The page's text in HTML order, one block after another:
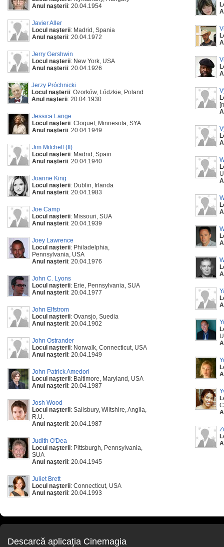
Anul naşterii: 20.04.1954
Javier Aller
Locul naşterii: Madrid, Spania
Anul naşterii: 20.04.1972
Jerry Gershwin
Locul naşterii: New York, USA
Anul naşterii: 20.04.1926
Jerzy Próchnicki
Locul naşterii: Ozorków, Lódzkie, Poland
Anul naşterii: 20.04.1930
Jessica Lange
Locul naşterii: Cloquet, Minnesota, SYA
Anul naşterii: 20.04.1949
Jim Mitchell (II)
Locul naşterii: Madrid, Spain
Anul naşterii: 20.04.1940
Joanne King
Locul naşterii: Dublin, Irlanda
Anul naşterii: 20.04.1983
Joe Camp
Locul naşterii: Missouri, SUA
Anul naşterii: 20.04.1939
Joey Lawrence
Locul naşterii: Philadelphia,
Pennsylvania, USA
Anul naşterii: 20.04.1976
John C. Lyons
Locul naşterii: Erie, Pennsylvania, SUA
Anul naşterii: 20.04.1977
John Elfstrom
Locul naşterii: Ovansjo, Suedia
Anul naşterii: 20.04.1902
John Ostrander
Locul naşterii: Norwalk, Connecticut, USA
Anul naşterii: 20.04.1949
John Patrick Amedori
Locul naşterii: Baltimore, Maryland, USA
Anul naşterii: 20.04.1987
Josh Wood
Locul naşterii: Salisbury, Wiltshire, Anglia,
R.U.
Anul naşterii: 20.04.1987
Judith O'Dea
Locul naşterii: Pittsburgh, Pennsylvania,
SUA
Anul naşterii: 20.04.1945
Juliet Brett
Locul naşterii: Connecticut, USA
Anul naşterii: 20.04.1993
Descarcă aplicaţia Cinemagia